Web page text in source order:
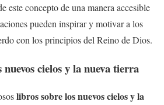
este concepto de una manera accesible
pueden inspirar y motivar a los
con los principios del Reino de Dios.
nuevos cielos y la nueva tierra
libros sobre los nuevos cielos y la